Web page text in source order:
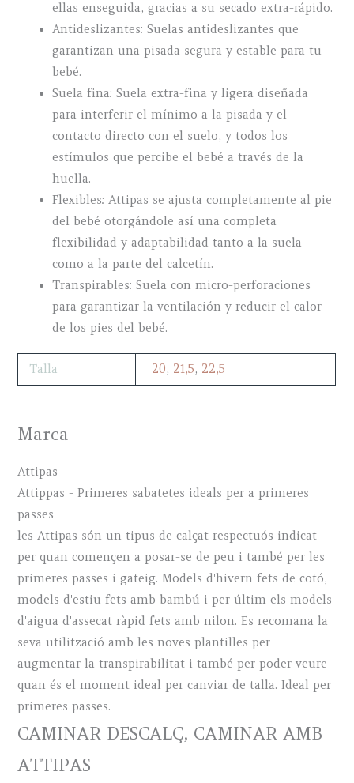
ellas enseguida, gracias a su secado extra-rápido.
Antideslizantes: Suelas antideslizantes que
garantizan una pisada segura y estable para tu
bebé.
Suela fina: Suela extra-fina y ligera diseñada
para interferir el mínimo a la pisada y el
contacto directo con el suelo, y todos los
estímulos que percibe el bebé a través de la
huella.
Flexibles: Attipas se ajusta completamente al pie
del bebé otorgándole así una completa
flexibilidad y adaptabilidad tanto a la suela
como a la parte del calcetín.
Transpirables: Suela con micro-perforaciones
para garantizar la ventilación y reducir el calor
de los pies del bebé.
Talla 20, 21,5, 22,5
Marca
Attipas
Attippas - Primeres sabatetes ideals per a primeres
passes
les Attipas són un tipus de calçat respectuós indicat
per quan començen a posar-se de peu i també per les
primeres passes i gateig. Models d'hivern fets de cotó,
models d'estiu fets amb bambú i per últim els models
d'aigua d'assecat ràpid fets amb nilon. Es recomana la
seva utilització amb les noves plantilles per
augmentar la transpirabilitat i també per poder veure
quan és el moment ideal per canviar de talla. Ideal per
primeres passes.
CAMINAR DESCALÇ, CAMINAR AMB
ATTIPAS